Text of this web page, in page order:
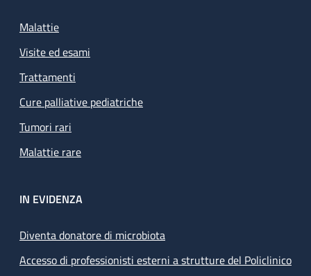
Malattie
Visite ed esami
Trattamenti
Cure palliative pediatriche
Tumori rari
Malattie rare
IN EVIDENZA
Diventa donatore di microbiota
Accesso di professionisti esterni a strutture del Policlinico